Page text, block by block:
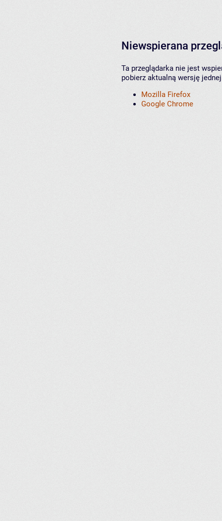
Niewspierana
Ta przeglądarka nie jest
pobierz aktualną wersję
Mozilla Firefox
Google Chrome